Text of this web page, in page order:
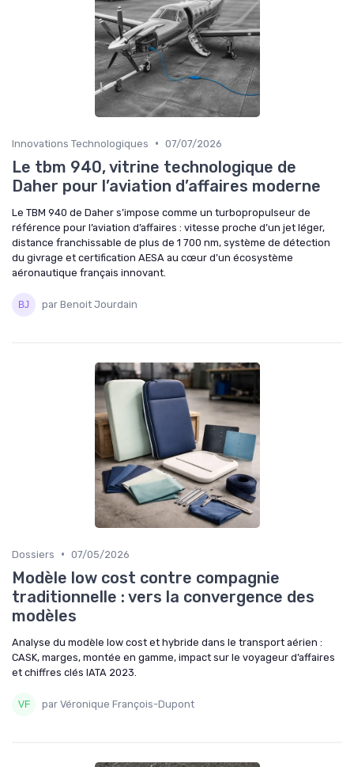
Innovations Technologiques • 07/07/2026
Le tbm 940, vitrine technologique de
Daher pour l’aviation d’affaires moderne
Le TBM 940 de Daher s’impose comme un turbopropulseur de
référence pour l’aviation d’affaires : vitesse proche d’un jet léger,
distance franchissable de plus de 1 700 nm, système de détection
du givrage et certification AESA au cœur d’un écosystème
aéronautique français innovant.
par Benoit Jourdain
Dossiers • 07/05/2026
Modèle low cost contre compagnie
traditionnelle : vers la convergence des
modèles
Analyse du modèle low cost et hybride dans le transport aérien :
CASK, marges, montée en gamme, impact sur le voyageur d’affaires
et chiffres clés IATA 2023.
par Véronique François-Dupont